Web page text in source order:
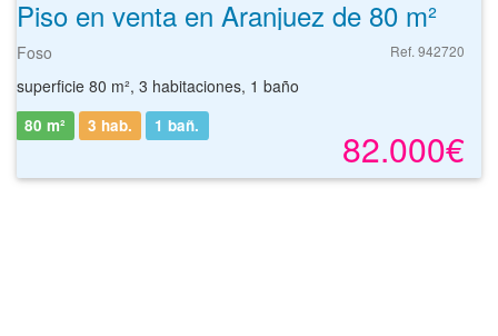
Piso en venta en Aranjuez de 80 m²
Foso Ref. 942720
superficie 80 m², 3 habitaciones, 1 baño
82.000€
80 m² 3 hab. 1 bañ.